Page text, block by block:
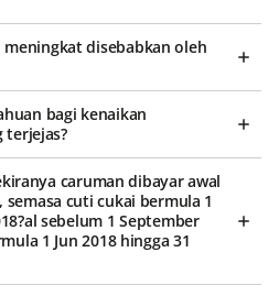
disebabkan oleh
bagi kenaikan
terjejas?
caruman dibayar awal
cuti cukai bermula 1
sebelum 1 September
1 Jun 2018 hingga 31